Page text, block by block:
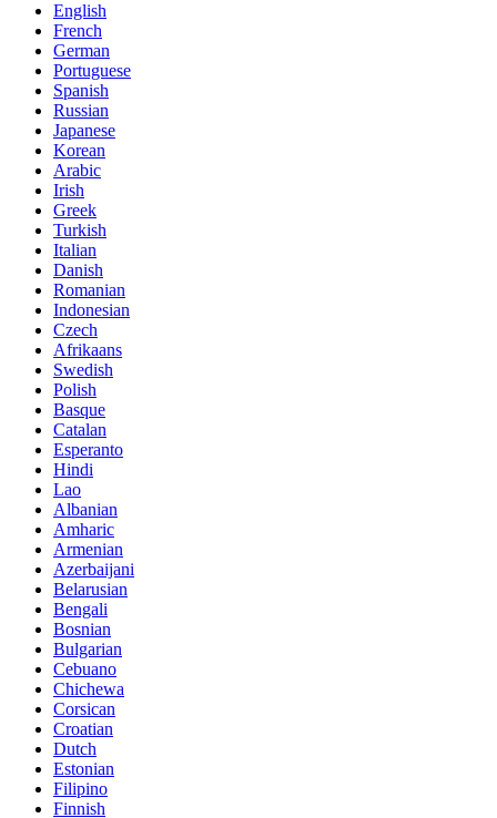
English
French
German
Portuguese
Spanish
Russian
Japanese
Korean
Arabic
Irish
Greek
Turkish
Italian
Danish
Romanian
Indonesian
Czech
Afrikaans
Swedish
Polish
Basque
Catalan
Esperanto
Hindi
Lao
Albanian
Amharic
Armenian
Azerbaijani
Belarusian
Bengali
Bosnian
Bulgarian
Cebuano
Chichewa
Corsican
Croatian
Dutch
Estonian
Filipino
Finnish